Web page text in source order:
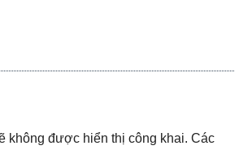
không được hiển thị công khai. Các